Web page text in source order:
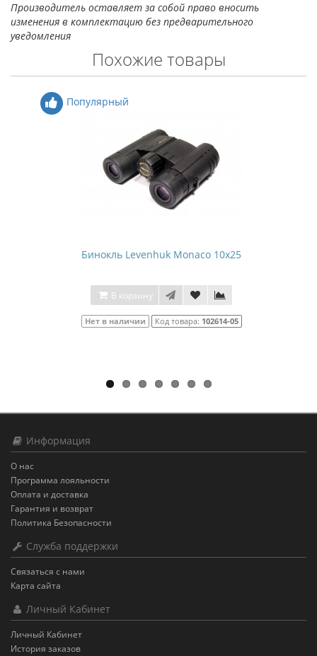
Производитель оставляет за собой право вносить
изменения в комплектацию без предварительного
уведомления
Похожие товары
Популярный
Бинокль Levenhuk Monaco 10x25
В корзину
Нет в наличии Код товара: 102614-05
Информация
О нас
Программа лояльности
Оплата и доставка
Гарантия и возврат
Политика Безопасности
Служба поддержки
Связаться с нами
Карта сайта
Личный Кабинет
Личный Кабинет
История заказов